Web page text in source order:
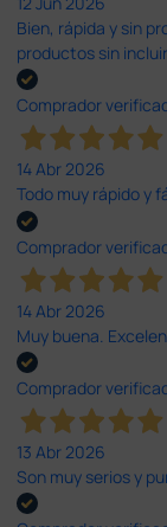
Bien, rápida y sin
productos sin
Comprador
14 Abr 2026
Todo muy rápido y
Comprador
14 Abr 2026
Muy buena.
Comprador
13 Abr 2026
Son muy serios y